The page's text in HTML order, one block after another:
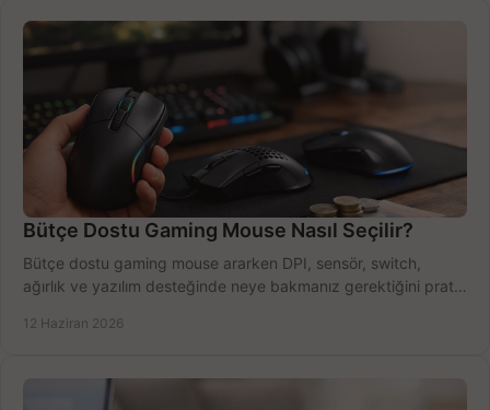
Bütçe Dostu Gaming Mouse Nasıl Seçilir?
Bütçe dostu gaming mouse ararken DPI, sensör, switch,
ağırlık ve yazılım desteğinde neye bakmanız gerektiğini pratik
12 Haziran 2026